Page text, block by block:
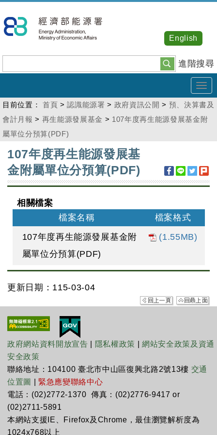
到
主
內
容
進階搜尋
English
目前位置： 首頁 >認識能源署 > 政府資訊公開 > 預、決算書及
會計月報 > 再生能源發展基金 > 107年度再生能源發展基金附
屬單位分預算(PDF)
107年度再生能源發展基
金附屬單位分預算(PDF)
相關檔案
檔案名稱
檔案格式
107年度再生能源發展基金附
屬單位分預算(PDF)
(1.55MB)
更新日期：115-03-04
政府網站資料開放宣告 隱私權政策 |網站安全政策及資通
安全政策
聯絡地址：104100 臺北市中山區復興北路2號13樓 交通
位置圖
緊急應變聯絡中心
電話：(02)2772-1370 傳真：(02)2776-9417 or
(02)2711-5891
本網站支援IE、Firefox及Chrome，最佳瀏覽解析度為
1024x768以上